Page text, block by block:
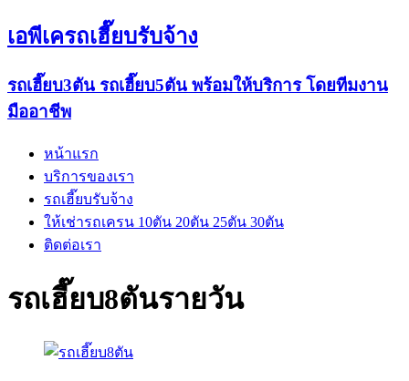
เอพีเครถเฮี๊ยบรับจ้าง
รถเฮี๊ยบ3ตัน รถเฮี๊ยบ5ตัน พร้อมให้บริการ โดยทีมงาน
มืออาชีพ
หน้าแรก
บริการของเรา
รถเฮี๊ยบรับจ้าง
ให้เช่ารถเครน 10ตัน 20ตัน 25ตัน 30ตัน
ติดต่อเรา
รถเฮี๊ยบ8ตันรายวัน